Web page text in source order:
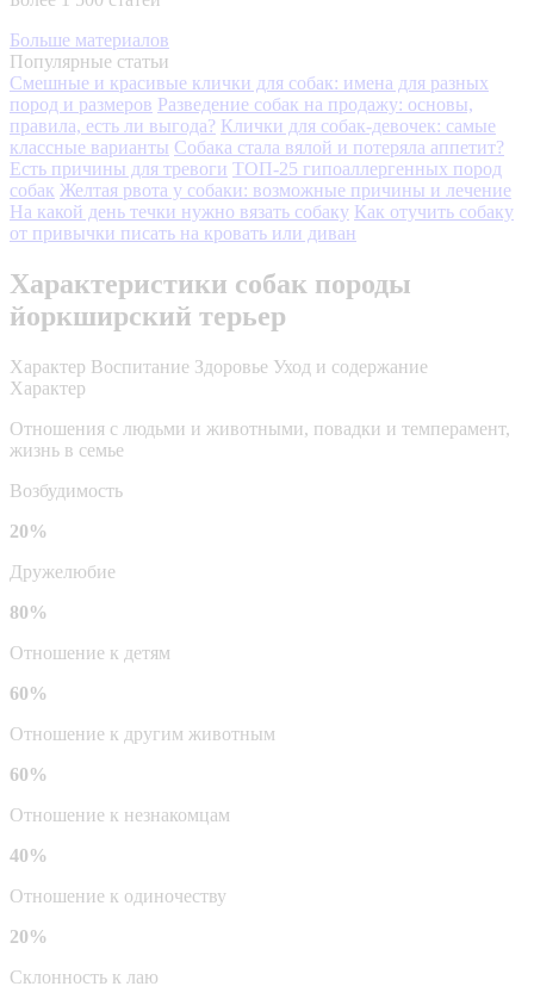
Больше материалов
Популярные статьи
Смешные и красивые клички для собак: имена для разных
пород и размеров Разведение собак на продажу: основы,
правила, есть ли выгода? Клички для собак-девочек: самые
классные варианты Собака стала вялой и потеряла аппетит?
Есть причины для тревоги ТОП-25 гипоаллергенных пород
собак Желтая рвота у собаки: возможные причины и лечение
На какой день течки нужно вязать собаку Как отучить собаку
от привычки писать на кровать или диван
Характеристики собак породы
йоркширский терьер
Характер Воспитание Здоровье Уход и содержание
Характер
Отношения с людьми и животными, повадки и темперамент,
жизнь в семье
Возбудимость
20%
Дружелюбие
80%
Отношение к детям
60%
Отношение к другим животным
60%
Отношение к незнакомцам
40%
Отношение к одиночеству
20%
Склонность к лаю